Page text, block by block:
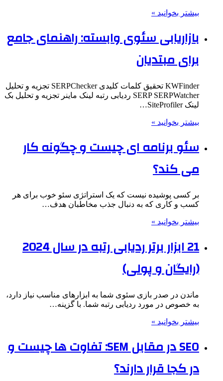
بیشتر بخوانید »
بازاریابی سئوی وابسته: راهنمای جامع
برای مبتدیان
KWFinder تحقیق کلمات کلیدی SERPChecker تجزیه و تحلیل
SERP SERPWatcher ردیابی رتبه لینک ماینر تجزیه و تحلیل بک
لینک SiteProfiler…
بیشتر بخوانید »
سئو برنامه ای چیست و چگونه کار
می کند؟
بر کسی پوشیده نیست که یک استراتژی سئو خوب برای هر
کسب و کاری که به دنبال جذب مخاطبان هدف…
بیشتر بخوانید »
21 ابزار برتر ردیابی رتبه در سال 2024
(رایگان و پولی)
ماندن در صدر بازی سئوی شما به ابزارهای مناسب نیاز دارد،
به خصوص در مورد ردیابی رتبه شما. با گزینه…
بیشتر بخوانید »
SEO در مقابل SEM: تفاوت ها چیست و
در کجا قرار دارند؟